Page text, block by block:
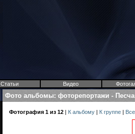
Статьи Видео
Фото альбомы: фоторепортажи -
Фотография 1 из 12 | К альбому | К группе |